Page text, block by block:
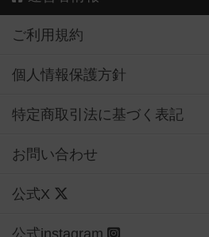
ご利用規約
個人情報保護方針
特定商取引法に基づく表記
お問い合わせ
公式X